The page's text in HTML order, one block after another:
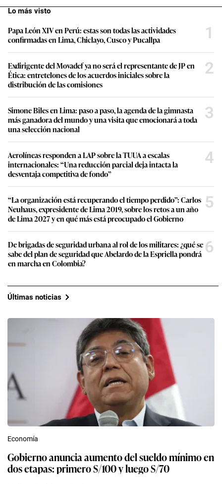
Lo más visto
Papa León XIV en Perú: estas son todas las actividades
confirmadas en Lima, Chiclayo, Cusco y Pucallpa
1
Exdirigente del Movadef ya no será el representante de JP en
Ética: entretelones de los acuerdos iniciales sobre la
distribución de las comisiones
2
Simone Biles en Lima: paso a paso, la agenda de la gimnasta
más ganadora del mundo y una visita que emocionará a toda
una selección nacional
3
Aerolíneas responden a LAP sobre la TUUA a escalas
internacionales: “Una reducción parcial deja intacta la
desventaja competitiva de fondo”
4
“La organización está recuperando el tiempo perdido”: Carlos
Neuhaus, expresidente de Lima 2019, sobre los retos a un año
de Lima 2027 y en qué más está preocupado el Gobierno
5
De brigadas de seguridad urbana al rol de los militares: ¿qué se
sabe del plan de seguridad que Abelardo de la Espriella pondrá
en marcha en Colombia?
6
Últimas noticias
Economía
Gobierno anuncia aumento del sueldo mínimo en
dos etapas: primero S/100 y luego S/70